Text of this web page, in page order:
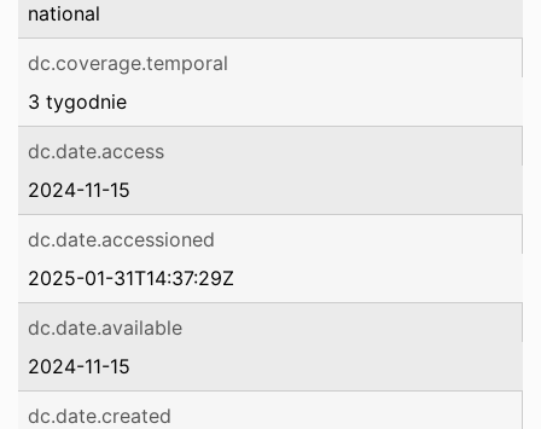
national
dc.coverage.temporal
3 tygodnie
dc.date.access
2024-11-15
dc.date.accessioned
2025-01-31T14:37:29Z
dc.date.available
2024-11-15
dc.date.created